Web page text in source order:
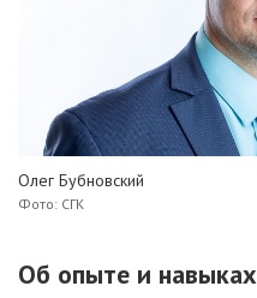
Олег Бубновский
Фото: СГК
Об опыте и навыках